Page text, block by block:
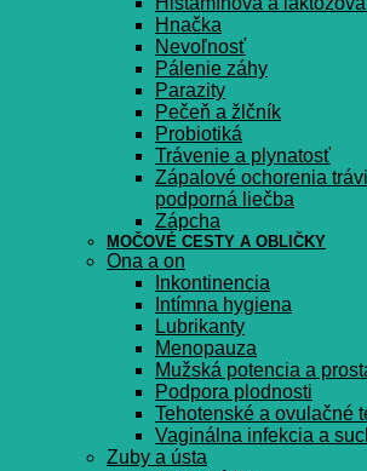
Hnačka
Nevoľnosť
Pálenie záhy
Parazity
Pečeň a žlčník
Probiotiká
Trávenie a plynatosť
Zápalové ochorenia
podporná liečba
Zápcha
MOČOVÉ CESTY A OBLIČKY
Ona a on
Inkontinencia
Intímna hygiena
Lubrikanty
Menopauza
Mužská potencia a
Podpora plodnosti
Tehotenské a ovulačné
Vaginálna infekcia a
Zuby a ústa